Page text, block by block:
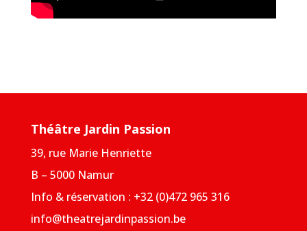
Théâtre Jardin Passion
39, rue Marie Henriette
B – 5000 Namur
Info & réservation : +32 (0)472 965 316
info@theatrejardinpassion.be